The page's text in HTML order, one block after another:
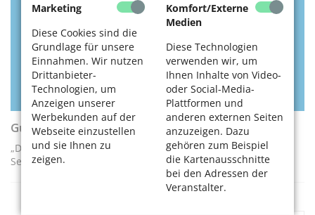
Marketing
Diese Cookies sind die
Grundlage für unsere
Einnahmen. Wir nutzen
Drittanbieter-
Technologien, um
Anzeigen unserer
Werbekunden auf der
Webseite einzustellen
und sie Ihnen zu
zeigen.
Komfort/Externe
Medien
Diese Technologien
verwenden wir, um
Ihnen Inhalte von Video-
oder Social-Media-
Plattformen und
anderen externen Seiten
anzuzeigen. Dazu
gehören zum Beispiel
die Kartenausschnitte
bei den Adressen der
Veranstalter.
Gut informiert mit WhatsApp
„Digital mobil im Alter“ bietet nun auch einen Kanal für
Senioren